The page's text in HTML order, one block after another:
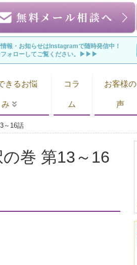
報・お知らせはInstagramで随時発信中！
フォローしてご覧ください。▶︎▶︎▶︎
きるお悩
み
コラ
ム
お客様の
声
～16話
巻 第13～16